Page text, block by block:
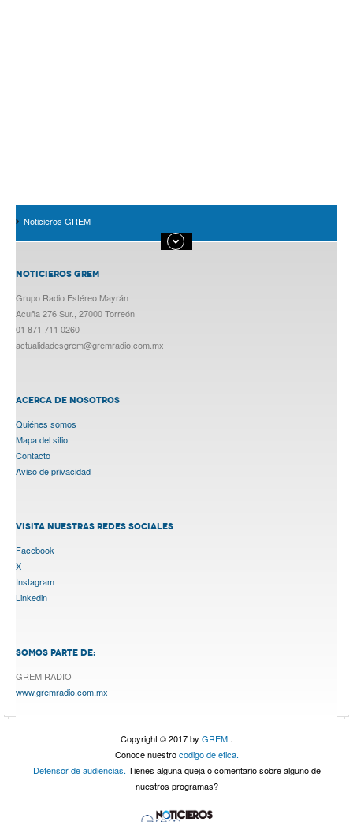
Noticieros GREM
NOTICIEROS GREM
Grupo Radio Estéreo Mayrán
Acuña 276 Sur., 27000 Torreón
01 871 711 0260
actualidadesgrem@gremradio.com.mx
ACERCA DE NOSOTROS
Quiénes somos
Mapa del sitio
Contacto
Aviso de privacidad
VISITA NUESTRAS REDES SOCIALES
Facebook
X
Instagram
Linkedin
SOMOS PARTE DE:
GREM RADIO
www.gremradio.com.mx
Copyright © 2017 by GREM..
Conoce nuestrocodigo de etica.
Defensor de audiencias. Tienes alguna queja o comentario sobre alguno de
nuestros programas?